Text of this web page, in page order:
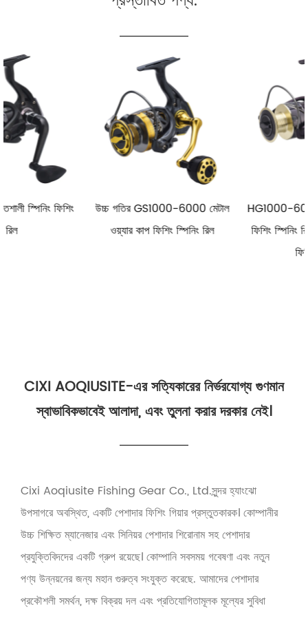
উচ্চ গতির GS1000-6000 মেটাল
ওয়্যার কাপ ফিশিং স্পিনিং রিল
HG1000-6000 মেটাল স্পুল রিল
ফিশিং স্পিনিং রিল সল্টওয়াটার স্পিনিং
CIXI AOQIUSITE-এর সত্যিকারের নির্ভরযোগ্য গুণমান
স্বাভাবিকভাবেই আলাদা, এবং তুলনা করার দরকার নেই।
Cixi Aoqiusite Fishing Gear Co., Ltd.সুন্দর হ্যাংঝো
উপসাগরে অবস্থিত, একটি পেশাদার ফিশিং গিয়ার প্রস্তুতকারক। কোম্পানীর
উচ্চ শিক্ষিত ম্যানেজার এবং সিনিয়র পেশাদার শিরোনাম সহ পেশাদার
প্রযুক্তিবিদদের একটি গ্রুপ রয়েছে। কোম্পানি সবসময় গবেষণা এবং নতুন
পণ্য উন্নয়নের জন্য মহান গুরুত্ব সংযুক্ত করেছে. আমাদের পেশাদার
প্রকৌশলী সমর্থন, দক্ষ বিক্রয় দল এবং প্রতিযোগিতামূলক মূল্যের সুবিধা